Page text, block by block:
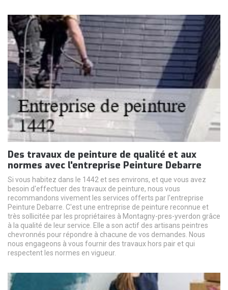
Des travaux de peinture de qualité et aux
normes avec l'entreprise Peinture Debarre
Si vous habitez dans le 1442 et ses environs, et que vous avez
besoin d'effectuer des travaux de peinture, nous vous
recommandons vivement les services offerts par l'entreprise
Peinture Debarre. C'est une entreprise de peinture reconnue et
très sollicitée par les propriétaires à Montagny-pres-yverdon grâce
à la qualité de leur service. Elle a son actif des artisans peintres
chevronnés pour répondre à chacune de vos demandes. Nous
nous engageons à vous fournir des travaux hors pair et qui
respectent les normes en vigueur.